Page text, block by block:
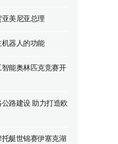
美尼亚总理
器人的功能
能奥林匹克竞赛开
路建设 助力打造欧
艇世锦赛伊塞克湖